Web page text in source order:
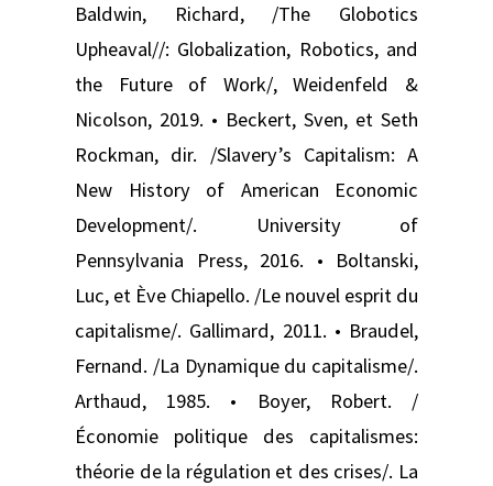
Baldwin, Richard, /The Globotics
Upheaval//: Globalization, Robotics, and
the Future of Work/, Weidenfeld &
Nicolson, 2019. • Beckert, Sven, et Seth
Rockman, dir. /Slavery’s Capitalism: A
New History of American Economic
Development/. University of
Pennsylvania Press, 2016. • Boltanski,
Luc, et Ève Chiapello. /Le nouvel esprit du
capitalisme/. Gallimard, 2011. • Braudel,
Fernand. /La Dynamique du capitalisme/.
Arthaud, 1985. • Boyer, Robert. /
Économie politique des capitalismes:
théorie de la régulation et des crises/. La